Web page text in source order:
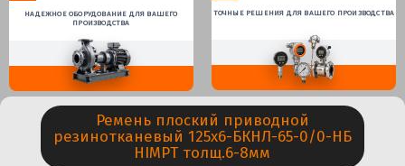
НАДЕЖНОЕ ОБОРУДОВАНИЕ ДЛЯ ВАШЕГО
ПРОИЗВОДСТВА
ТОЧНЫЕ РЕШЕНИЯ ДЛЯ ВАШЕГО ПРОИЗВОДСТВА
Ремень плоский приводной
резинотканевый 125х6-БКНЛ-65-0/0-НБ
HIMPT толщ.6-8мм